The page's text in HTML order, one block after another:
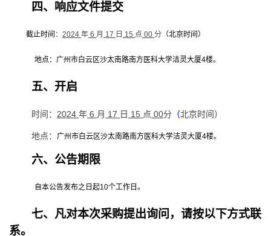
四、响应文件提交
截止时间 ： 2024 年 6 月 17 日 15 点 00 分 （北京时间）
地点：广州市白云区沙太南路南方医科大学洁灵大厦4楼。
五、开启
时间： 2024 年 6 月 17 日 15 点 00分 （北京时间）
地点： 广州市白云区沙太南路南方医科大学洁灵大厦4楼。
六、公告期限
自本公告发布之日起10个工作日。
七、凡对本次采购提出询问，请按以下方式联
系。